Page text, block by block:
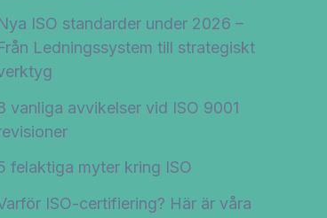
ISO standarder under 2026 –
Ledningssystem till strategiskt
vanliga avvikelser vid ISO 9001
felaktiga myter kring ISO
ISO-certifiering? Här är våra